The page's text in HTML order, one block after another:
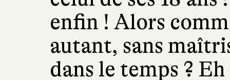
enfin ! Alors
autant, sans
dans le temps ?